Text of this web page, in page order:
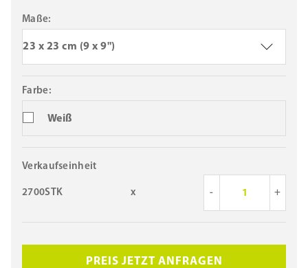
23 x 23 cm (9 x 9")
Maße:
Weiß
Farbe:
Verkaufseinheit
2700STK x - +
PREIS JETZT ANFRAGEN